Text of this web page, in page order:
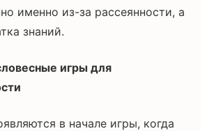
именно из-за рассеянности, а
знаний.
игры для
в начале игры, когда